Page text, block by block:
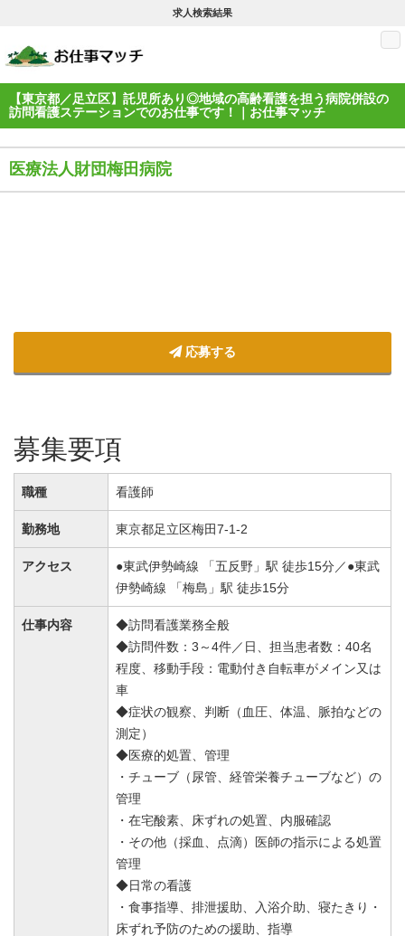
求人検索結果
【東京都／足立区】託児所あり◎地域の高齢看護を担う病院併設の
訪問看護ステーションでのお仕事です！｜お仕事マッチ
医療法人財団梅田病院
応募する
募集要項
職種 看護師
勤務地 東京都足立区梅田7-1-2
アクセス
●東武伊勢崎線 「五反野」駅 徒歩15分／●東武
伊勢崎線 「梅島」駅 徒歩15分
仕事内容
◆訪問看護業務全般
◆訪問件数：3～4件／日、担当患者数：40名
程度、移動手段：電動付き自転車がメイン又は
車
◆症状の観察、判断（血圧、体温、脈拍などの
測定）
◆医療的処置、管理
・チューブ（尿管、経管栄養チューブなど）の
管理
・在宅酸素、床ずれの処置、内服確認
・その他（採血、点滴）医師の指示による処置
管理
◆日常の看護
・食事指導、排泄援助、入浴介助、寝たきり・
床ずれ予防のための援助、指導